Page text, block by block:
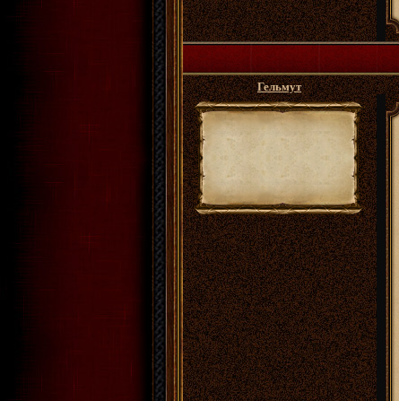
Гельмут